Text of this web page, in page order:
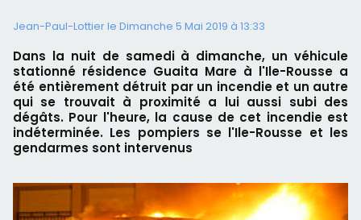
Jean-Paul-Lottier le Dimanche 5 Mai 2019 à 13:33
Dans la nuit de samedi à dimanche, un véhicule
stationné résidence Guaita Mare à l'Ile-Rousse a
été entièrement détruit par un incendie et un autre
qui se trouvait à proximité a lui aussi subi des
dégâts. Pour l'heure, la cause de cet incendie est
indéterminée. Les pompiers se l'Ile-Rousse et les
gendarmes sont intervenus